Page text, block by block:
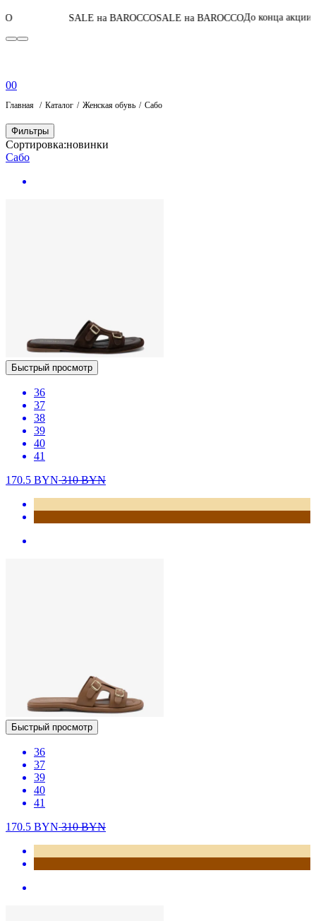
SALE на BAROCCOSALE на BAROCCOДо конца акции06:00:44:48
00
Главная Каталог Женская обувь Сабо
Фильтры
Сортировка:новинки
Сабо
Быстрый просмотр
36
37
38
39
40
41
170.5 BYN310BYN
Быстрый просмотр
36
37
39
40
41
170.5 BYN310BYN